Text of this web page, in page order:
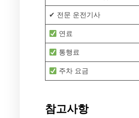
✔ 전문 운전기사
연료
통행료
주차 요금
참고사항